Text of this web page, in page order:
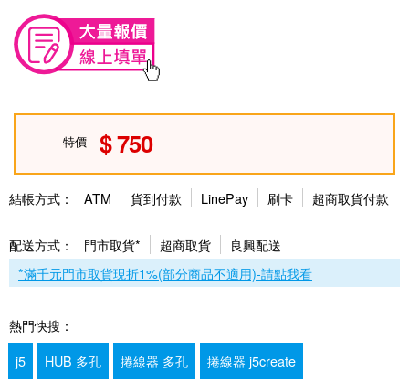
特價 750
結帳方式： ATM 貨到付款 LinePay 刷卡 超商取貨付款
配送方式： 門市取貨* 超商取貨
良興配送
*滿千元門市取貨現折1%(部分商品不適用)-請點我看
熱門快搜：
j5
HUB 多孔 捲線器 多孔 捲線器 j5create